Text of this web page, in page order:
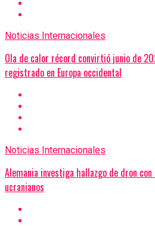
Noticias Internacionales
Ola de calor récord convirtió junio de
registrado en Europa occidental
Noticias Internacionales
Alemania investiga hallazgo de dron
ucranianos